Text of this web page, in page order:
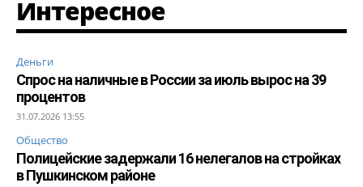
Интересное
Деньги
Спрос на наличные в России за июль вырос на 39
процентов
31.07.2026 13:55
Общество
Полицейские задержали 16 нелегалов на стройках
в Пушкинском районе